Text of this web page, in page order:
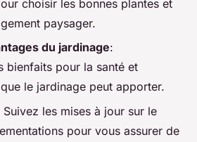
choisir les bonnes plantes et
paysager.
du jardinage:
bienfaits pour la santé et
le jardinage peut apporter.
Suivez les mises à jour sur le
pour vous assurer de